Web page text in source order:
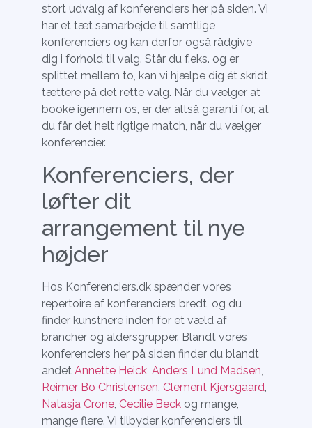
stort udvalg af konferenciers her på siden. Vi
har et tæt samarbejde til samtlige
konferenciers og kan derfor også rådgive
dig i forhold til valg. Står du f.eks. og er
splittet mellem to, kan vi hjælpe dig ét skridt
tættere på det rette valg. Når du vælger at
booke igennem os, er der altså garanti for, at
du får det helt rigtige match, når du vælger
konferencier.
Konferenciers, der
løfter dit
arrangement til nye
højder
Hos Konferenciers.dk spænder vores
repertoire af konferenciers bredt, og du
finder kunstnere inden for et væld af
brancher og aldersgrupper. Blandt vores
konferenciers her på siden finder du blandt
andet Annette Heick, Anders Lund Madsen
Reimer Bo Christensen Clement Kjersgaard
Natasja Crone Cecilie Beck og mange,
mange flere. Vi tilbyder konferenciers til